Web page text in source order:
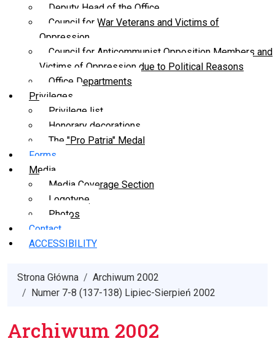
Deputy Head of the Office
Council for War Veterans and Victims of
Oppression
Council for Anticommunist Opposition Members and
Victims of Oppression due to Political Reasons
Office Departments
Privileges
Privilege list
Honorary decorations
The "Pro Patria" Medal
Forms
Media
Media Coverage Section
Logotype
Photos
Contact
ACCESSIBILITY
Strona Główna
Archiwum 2002
Numer 7-8 (137-138) Lipiec-Sierpień 2002
Archiwum 2002